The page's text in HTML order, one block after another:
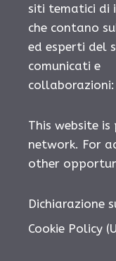
siti tematici di
che contano
ed esperti del
comunicati e
collaborazioni:
This website
network. For
other
Dichiarazione
Cookie Policy